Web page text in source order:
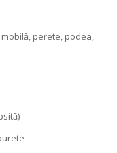
perete, podea,